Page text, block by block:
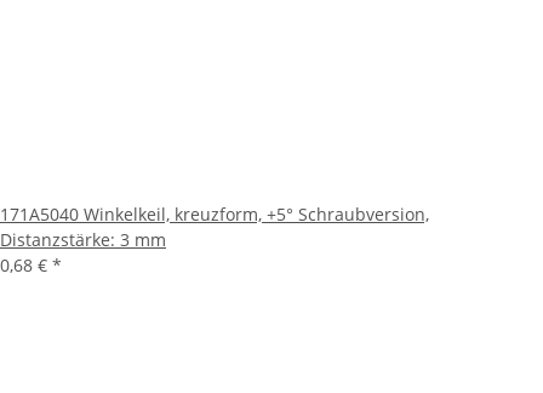
171A5040 Winkelkeil, kreuzform, +5° Schraubversion,
Distanzstärke: 3 mm
0,68 € *